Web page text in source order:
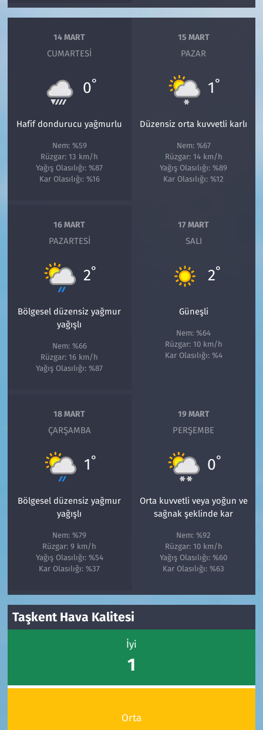
14 MART
CUMARTESI
0°
Hafif dondurucu yağmurlu
Nem: %59
Rüzgar: 13 km/h
Yağış Olasılığı: %87
Kar Olasılığı: %16
15 MART
PAZAR
1°
Düzensiz orta kuvvetli karlı
Nem: %67
Rüzgar: 14 km/h
Yağış Olasılığı: %89
Kar Olasılığı: %12
16 MART
PAZARTESI
2°
Bölgesel düzensiz yağmur
yağışlı
Nem: %66
Rüzgar: 16 km/h
Yağış Olasılığı: %87
17 MART
SALI
2°
Güneşli
Nem: %64
Rüzgar: 10 km/h
Kar Olasılığı: %4
18 MART
ÇARŞAMBA
1°
Bölgesel düzensiz yağmur
yağışlı
Nem: %79
Rüzgar: 9 km/h
Yağış Olasılığı: %54
Kar Olasılığı: %37
19 MART
PERŞEMBE
0°
Orta kuvvetli veya yoğun ve
sağnak şeklinde kar
Nem: %92
Rüzgar: 10 km/h
Yağış Olasılığı: %60
Kar Olasılığı: %63
Taşkent Hava Kalitesi
İyi
1
Orta